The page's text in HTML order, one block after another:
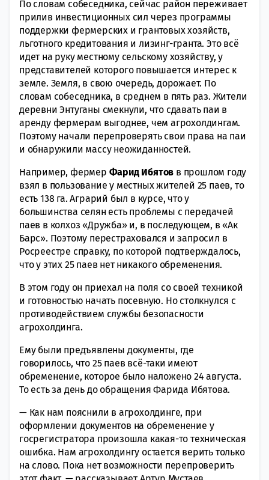
По словам собеседника, сейчас район переживает
прилив инвестиционных сил через программы
поддержки фермерских и грантовых хозяйств,
льготного кредитования и лизинг-гранта. Это всё
идет на руку местному сельскому хозяйству, у
представителей которого повышается интерес к
земле. Земля, в свою очередь, дорожает. По
словам собеседника, в среднем в пять раз. Жители
деревни Энтуганы смекнули, что сдавать паи в
аренду фермерам выгоднее, чем агрохолдингам.
Поэтому начали перепроверять свои права на паи
и обнаружили массу неожиданностей.
Например, фермер Фарид Ибятов в прошлом году
взял в пользование у местных жителей 25 паев, то
есть 138 га. Аграрий был в курсе, что у
большинства селян есть проблемы с передачей
паев в колхоз «Дружба» и, в последующем, в «Ак
Барс». Поэтому перестраховался и запросил в
Росреестре справку, по которой подтверждалось,
что у этих 25 паев нет никакого обременения.
В этом году он приехал на поля со своей техникой
и готовностью начать посевную. Но столкнулся с
противодействием службы безопасности
агрохолдинга.
Ему были предъявлены документы, где
говорилось, что 25 паев всё-таки имеют
обременение, которое было наложено 24 августа.
То есть за день до обращения Фарида Ибятова.
— Как нам пояснили в агрохолдинге, при
оформлении документов на обременение у
госрегистратора произошла какая-то техническая
ошибка. Нам агрохолдингу остается верить только
на слово. Пока нет возможности перепроверить